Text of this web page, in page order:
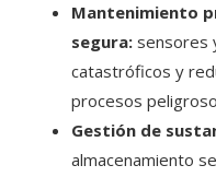
Mantenimiento
segura: sensores
catastróficos y
procesos
Gestión de
almacenamiento